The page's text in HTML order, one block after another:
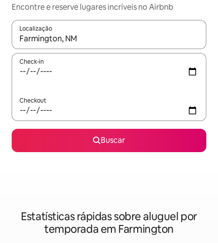
Encontre e reserve lugares incríveis no Airbnb
Localização
Quando os resultados estiverem disponíveis, explore-os
Check-in
Checkout
Buscar
Estatísticas rápidas sobre aluguel por
temporada em Farmington